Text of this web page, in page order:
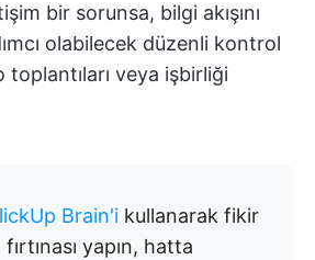
bir sorunsa, bilgi akışını
olabilecek düzenli kontrol
toplantıları veya işbirliği
Brain'i kullanarak fikir
yapın, hatta